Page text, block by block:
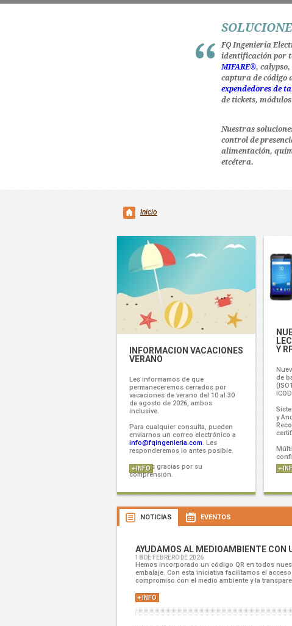
FQ Ingeniería
identificación por
MIFARE®, calypso,
captura de código
expendedores de
de tickets,
Nuestras
control de
alimentación,
etcétera.
Inicio
INFORMACION VACACIONES
VERANO
Les informamos de que
permaneceremos cerrados por
vacaciones de verano del 10 al 30
de agosto de 2026, ambos
inclusive.
Para cualquier consulta, pueden
enviarnos un correo electrónico a
info@fqingenieria.com. Les
responderemos lo antes posible.
Muchas gracias por su
comprensión.
+ INFO
Y
de
y
+
NOTICIAS EVENTOS
AYUDAMOS AL MEDIOAMBIENTE CON
18 DE FEBRERO DE 2026
Hemos incorporado un código QR en todos
embalaje. Con esta iniciativa facilitamos el
compromiso con el medio ambiente y la
+ INFO